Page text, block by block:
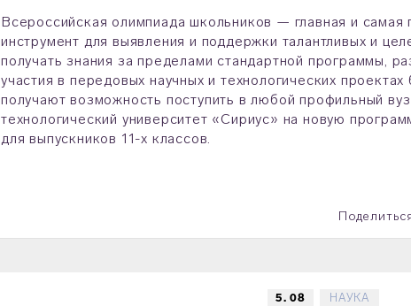
Всероссийская олимпиада школьников — главная и
инструмент для выявления и поддержки талантливых и
получать знания за пределами стандартной программы,
участия в передовых научных и технологических
получают возможность поступить в любой профильный
технологический университет «Сириус» на новую
для выпускников 11-х классов.
Поделиться
5. 08 НАУКА